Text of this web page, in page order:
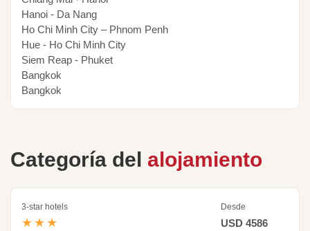
Hanoi - Da Nang
Ho Chi Minh City – Phnom Penh
Hue - Ho Chi Minh City
Siem Reap - Phuket
Bangkok
Bangkok
Categoría del alojamiento
3-star hotels
★★★
Desde
USD 4586